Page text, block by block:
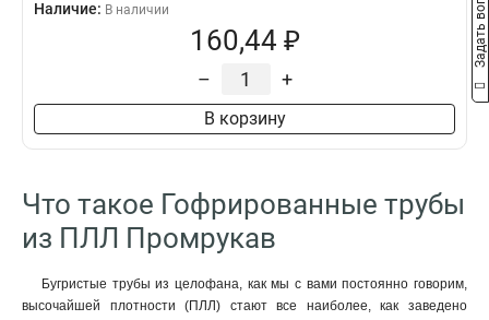
Наличие: В наличии
160,44 ₽
– +
В корзину
Что такое Гофрированные трубы
из ПЛЛ Промрукав
Бугристые трубы из целофана, как мы с вами постоянно говорим,
высочайшей плотности (ПЛЛ) стают все наиболее, как заведено
Задать вопрос